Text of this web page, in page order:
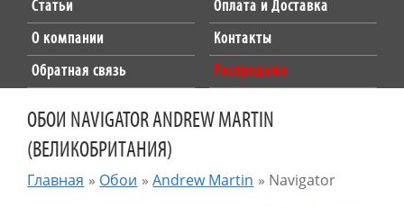
Статьи
Оплата и Доставка
О компании
Контакты
Обратная связь
Распродажа
ОБОИ NAVIGATOR ANDREW MARTIN
(ВЕЛИКОБРИТАНИЯ)
Главная » Обои »Andrew Martin » Navigator